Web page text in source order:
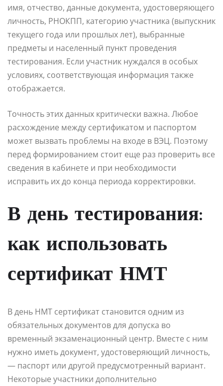
имя, отчество, данные документа, удостоверяющего
личность, РНОКПП, категорию участника (выпускник
текущего года или прошлых лет), выбранные
предметы и населенный пункт проведения
тестирования. Если участник нуждался в особых
условиях, соответствующая информация также
отображается.
Точность этих данных критически важна. Любое
расхождение между сертификатом и паспортом
может вызвать проблемы на входе в ВЭЦ. Поэтому
перед формированием стоит еще раз проверить все
сведения в кабинете и при необходимости
исправить их до конца периода корректировки.
В день тестирования:
как использовать
сертификат НМТ
В день НМТ сертификат становится одним из
обязательных документов для допуска во
временный экзаменационный центр. Вместе с ним
нужно иметь документ, удостоверяющий личность,
— паспорт или другой предусмотренный вариант.
Некоторые участники дополнительно